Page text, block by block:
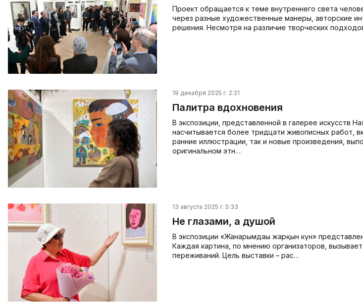
Проект обращается к теме внутреннего света
через разные художественные манеры, авторские
решения. Несмотря на различие творческих
19 декабря 2025 г. 2:21
Палитра вдохновения
В экспозиции, представленной в галерее искусств
насчитывается более тридцати живописных работ,
ранние иллюстрации, так и новые произведения,
оригинальном этн…
13 августа 2025 г. 5:33
Не глазами, а душой
В экспозиции «Жанарым­дағы жарқын күн»
Каждая картина, по мнению организаторов,
переживаний. Цель выставки – рас…